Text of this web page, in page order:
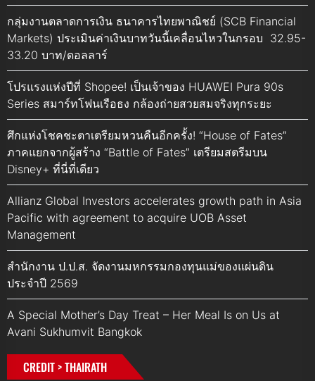
กลุ่มงานตลาดการเงิน ธนาคารไทยพาณิชย์ (SCB Financial
Markets) ประเมินค่าเงินบาทวันนี้เคลื่อนไหวในกรอบ 32.95-
33.20 บาท/ดอลลาร์
โปรแรงแห่งปีที่ Shopee! เป็นเจ้าของ HUAWEI Pura 90s
Series สมาร์ทโฟนเรือธง กล้องถ่ายสวยสมจริงทุกระยะ
ศึกแห่งโชคชะตาเตรียมหวนคืนอีกครั้ง! “House of Fates”
ภาคแยกจากผู้สร้าง “Battle of Fates” เตรียมสตรีมบน
Disney+ ที่นี่ที่เดียว
Allianz Global Investors accelerates growth path in Asia
Pacific with agreement to acquire UOB Asset
Management
สำนักงาน ป.ป.ส. จัดงานมหกรรมกองทุนแม่ของแผ่นดิน
ประจำปี 2569
A Special Mother’s Day Treat – Her Meal Is on Us at
Avani Sukhumvit Bangkok
CREDIT > THAIRATH